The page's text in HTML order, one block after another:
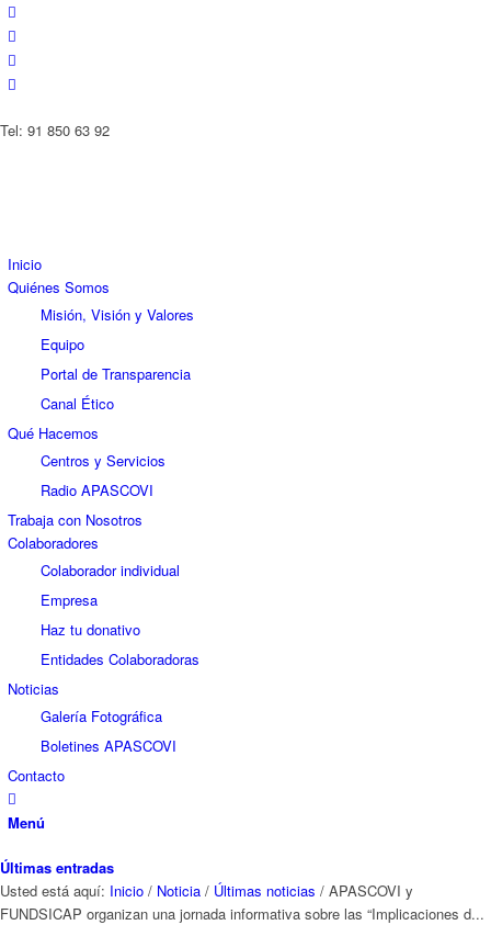
Tel: 91 850 63 92
Inicio
Quiénes Somos
Misión, Visión y Valores
Equipo
Portal de Transparencia
Canal Ético
Qué Hacemos
Centros y Servicios
Radio APASCOVI
Trabaja con Nosotros
Colaboradores
Colaborador individual
Empresa
Haz tu donativo
Entidades Colaboradoras
Noticias
Galería Fotográfica
Boletines APASCOVI
Contacto
Menú
Últimas entradas
Usted está aquí: Inicio / Noticia / Últimas noticias / APASCOVI y
FUNDSICAP organizan una jornada informativa sobre las “Implicaciones d...